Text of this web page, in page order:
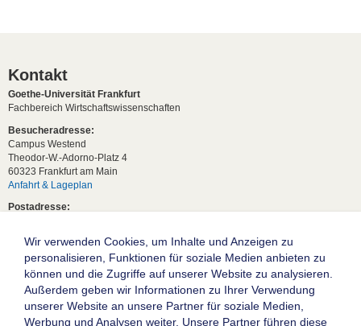
Kontakt
Goethe-Universität Frankfurt
Fachbereich Wirtschaftswissenschaften
Besucheradresse:
Campus Westend
Theodor-W.-Adorno-Platz 4
60323 Frankfurt am Main
Anfahrt & Lageplan
Postadresse:
Studentische Anfragen:
studium[at]wiwi.uni-frankfurt[dot]de
Allgemeine Anfragen:
dekanat02[at]wiwi.uni-frankfurt[dot]de
Wir verwenden Cookies, um Inhalte und Anzeigen zu
personalisieren, Funktionen für soziale Medien anbieten zu
können und die Zugriffe auf unserer Website zu analysieren.
Außerdem geben wir Informationen zu Ihrer Verwendung
unserer Website an unsere Partner für soziale Medien,
Werbung und Analysen weiter. Unsere Partner führen diese